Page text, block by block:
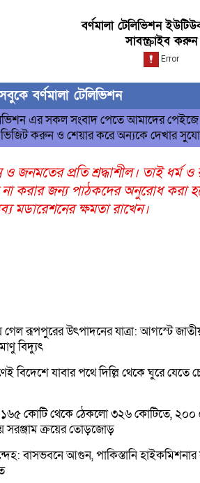
বর্ণমালা টেলিভিশন
সাবস্ক্রাইব করুন
বর্ণমালা টেলিভিশন
এর সকল সংবাদ পেতে আমাদের
করুন ও শেয়ার করে অন্যকে দেখার
জনমতের প্রতি শ্রদ্ধাশীল। তাই ধর্ম ও
করার জন্য পাঠকদের অনুরোধ করা
মডারেশনের ক্ষমতা রাখেন।
গেল রূপপুরের উৎপাদনের যাত্রা: আগস্টে
বিদ্যুৎ
বিদেশে যাবার পথে দিল্লি থেকে ঘুরে যেতে
১৬৫ কোটি থেকে ঠেকলো ৩২৬ কোটিতে, ২০০
সরঞ্জাম ক্রয়ের তোড়জোড়
বাসভবনে আগুন, পাকিস্তানি হাইকমিশনার